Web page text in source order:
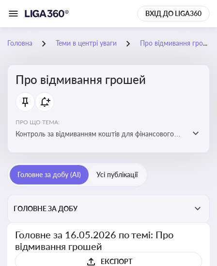
ВХІД ДО LIGA360
Головна Теми в центрі уваги Про відмивання грошей
Про відмивання грошей
ПРО ЩО ТЕМА:
Контроль за відмиванням коштів для фінансового
сплати податків. Вбудовування AML у договори та
Головне за добу (AI) Усі публікації
ГОЛОВНЕ ЗА ДОБУ
Головне за 16.05.2026 по темі: Про
відмивання грошей
ЕКСПОРТ